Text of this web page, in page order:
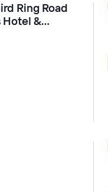
Ring Road
Hotel &